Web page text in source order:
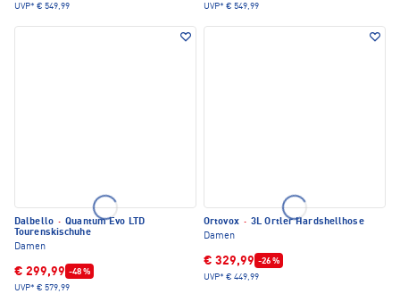
UVP* € 549,99
UVP* € 549,99
Dalbello · Quantum Evo LTD
Tourenskischuhe
Damen
€ 299,99 -48 %
UVP* € 579,99
Ortovox · 3L Ortler Hardshellhose
Damen
€ 329,99 -26 %
UVP* € 449,99